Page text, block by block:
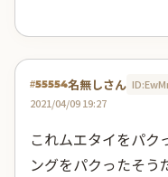
#55554名無しさん
2021/04/09 19:27
これムエタイをパク
ングをパクったそう